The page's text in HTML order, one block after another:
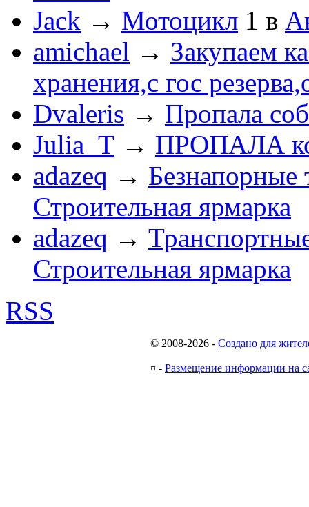
Jack → Мотоцикл 1 в
amichael → Закупаем
хранения,с гос
Dvaleris → Пропала
Julia_T → ПРОПАЛА
adazeq → Безнапорные
Строительная ярмарка
adazeq →
Строительная ярмарка
RSS
© 2008-2026 - Создано для
¤ - Размещение информации на